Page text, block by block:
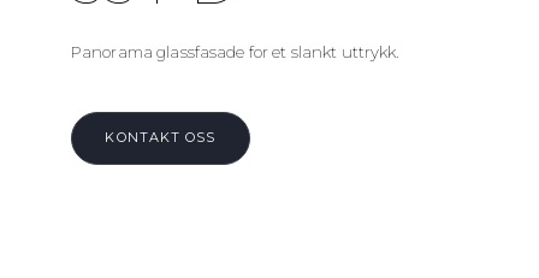
Panorama glassfasade for et slankt uttrykk.
KONTAKT OSS